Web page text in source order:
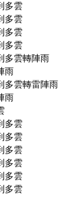
多雲
多雲
多雲
多雲
多雲轉陣雨
雨
多雲轉雷陣雨
雨
多雲
多雲
多雲
多雲
多雲
多雲